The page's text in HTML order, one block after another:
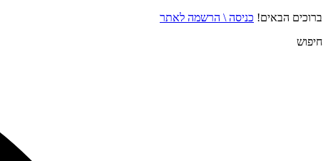
ברוכים הבאים! כניסה \ הרשמה לאתר
חיפוש